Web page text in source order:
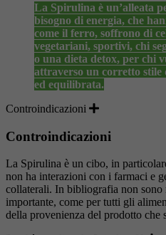
La Spirulina è un’alleata
bisogno di energia, che
come il ferro, soffrono di
vegetariani, sportivi, chi
o una dieta detox, per chi
attraverso un corretto stile
ed equilibrata.
Controindicazioni
Controindicazioni
La Spirulina è un cibo, in
non ha interazioni con i farmaci e
collaterali. In bibliografia non
importante, come per tutti gli
della provenienza del prodotto che